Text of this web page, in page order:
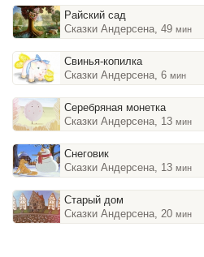
Райский сад
Сказки Андерсена, 49 мин
Свинья-копилка
Сказки Андерсена, 6 мин
Серебряная монетка
Сказки Андерсена, 13 мин
Снеговик
Сказки Андерсена, 13 мин
Старый дом
Сказки Андерсена, 20 мин